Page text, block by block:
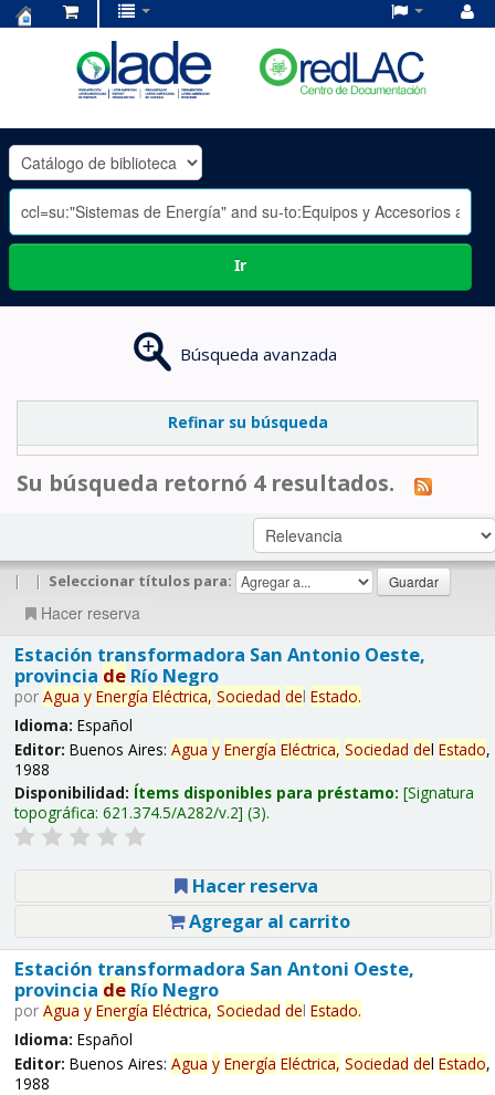
OLADE
-
Ir
Búsqueda avanzada
Refinar su búsqueda
Su búsqueda retornó 4 resultados.
| | Seleccionar títulos para:
Hacer reserva
Estación transformadora San Antonio Oeste,
provincia deRío Negro
por Agua y Energía Eléctrica, Sociedad del Estado.
Idioma: Español
Editor: Buenos Aires: Agua y Energía Eléctrica, Sociedad del Estado,
1988
Disponibilidad: Ítems disponibles para préstamo: Signatura
topográfica: 621.374.5/A282/v.2 (3).
Hacer reserva
Agregar al carrito
Estación transformadora San Antoni Oeste,
provincia deRío Negro
por Agua y Energía Eléctrica, Sociedad del Estado.
Idioma: Español
Editor: Buenos Aires: Agua y Energía Eléctrica, Sociedad del Estado,
1988